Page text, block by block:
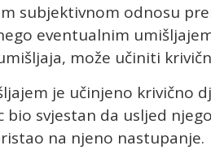
subjektivnom odnosu
eventualnim
može učiniti
je učinjeno krivično
bio svjestan da usljed
na njeno nastupanje.